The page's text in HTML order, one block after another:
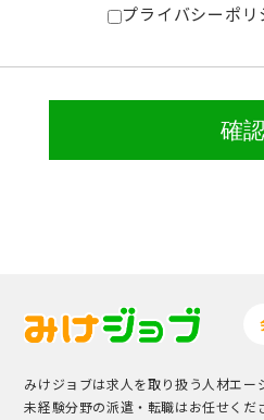
プライバシーポ
みけジョブは求人を取り扱う人材エー
未経験分野の派遣・転職はお任せく